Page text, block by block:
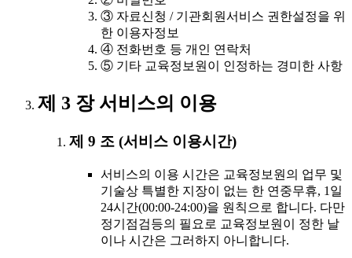
③ 자료신청 / 기관회원서비스 권한설정을 위
한 이용자정보
④ 전화번호 등 개인 연락처
⑤ 기타 교육정보원이 인정하는 경미한 사항
제 3 장 서비스의 이용
제 9 조 (서비스 이용시간)
서비스의 이용 시간은 교육정보원의 업무 및
기술상 특별한 지장이 없는 한 연중무휴, 1일
24시간(00:00-24:00)을 원칙으로 합니다. 다만
정기점검등의 필요로 교육정보원이 정한 날
이나 시간은 그러하지 아니합니다.